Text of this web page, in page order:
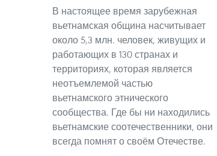
В настоящее время зарубежная
вьетнамская община насчитывает
около 5,3 млн. человек, живущих и
работающих в 130 странах и
территориях, которая является
неотъемлемой частью
вьетнамского этнического
сообщества. Где бы ни находились
вьетнамские соотечественники, они
всегда помнят о своём Отечестве.